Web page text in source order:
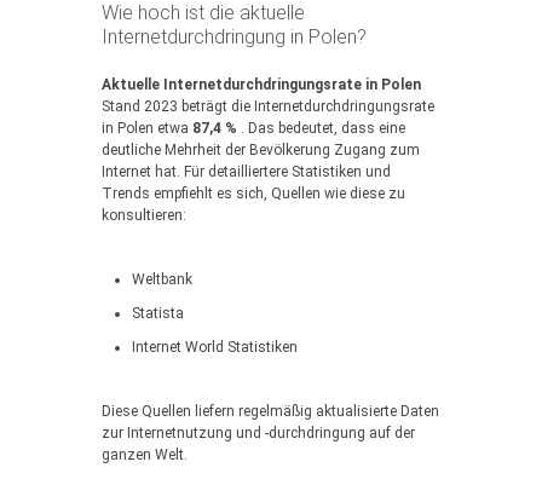
Wie hoch ist die aktuelle
Internetdurchdringung in Polen?
Aktuelle Internetdurchdringungsrate in Polen
Stand 2023 beträgt die Internetdurchdringungsrate
in Polen etwa 87,4 % . Das bedeutet, dass eine
deutliche Mehrheit der Bevölkerung Zugang zum
Internet hat. Für detailliertere Statistiken und
Trends empfiehlt es sich, Quellen wie diese zu
konsultieren:
Weltbank
Statista
Internet World Statistiken
Diese Quellen liefern regelmäßig aktualisierte Daten
zur Internetnutzung und -durchdringung auf der
ganzen Welt.